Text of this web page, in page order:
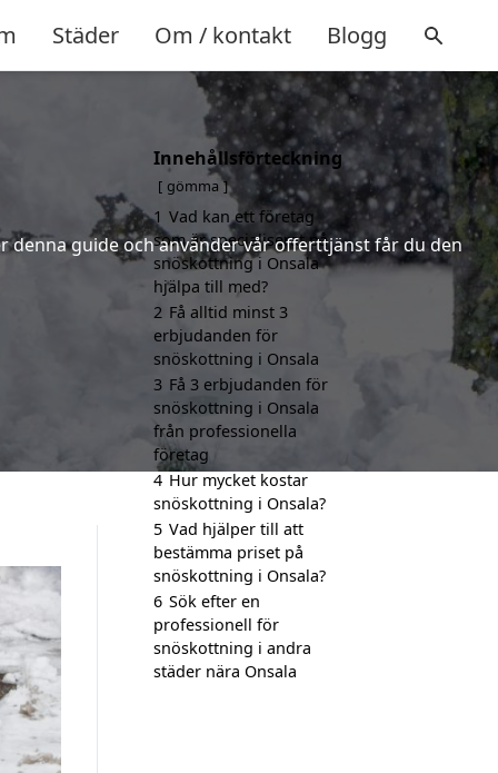
Städer Om / kontakt Blogg
guide och använder vår offerttjänst får du den
Innehållsförteckning
gömma
1 Vad kan ett företag
som är specialiserat på
snöskottning i Onsala
hjälpa till med?
2 Få alltid minst 3
erbjudanden för
snöskottning i Onsala
3 Få 3 erbjudanden för
snöskottning i Onsala
från professionella
företag
4 Hur mycket kostar
snöskottning i Onsala?
5 Vad hjälper till att
bestämma priset på
snöskottning i Onsala?
6 Sök efter en
professionell för
snöskottning i andra
städer nära Onsala